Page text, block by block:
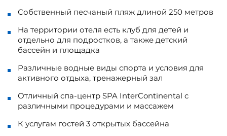
Собственный песчаный пляж длиной 250 метров
На территории отеля есть клуб для детей и
отдельно для подростков, а также детский
бассейн и площадка
Различные водные виды спорта и условия для
активного отдыха, тренажерный зал
Отличный спа-центр SPA InterContinental с
различными процедурами и массажем
К услугам гостей 3 открытых бассейна